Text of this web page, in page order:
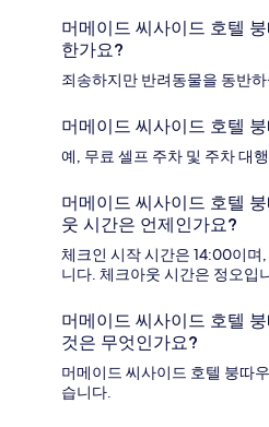
머메이드 씨사이드 호텔
한가요?
죄송하지만 반려동물을 동반
머메이드 씨사이드 호텔
예, 무료 셀프 주차 및 주차 대
머메이드 씨사이드 호텔
웃 시간은 언제인가요?
체크인 시작 시간은 14:00이며
니다. 체크아웃 시간은 정오입
머메이드 씨사이드 호텔
것은 무엇인가요?
머메이드 씨사이드 호텔 붕따
습니다.